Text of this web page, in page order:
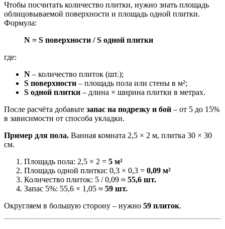
Чтобы посчитать количество плитки, нужно знать площадь
облицовываемой поверхности и площадь одной плитки.
Формула:
N = S поверхности / S одной плитки
где:
N – количество плиток (шт.);
S поверхности – площадь пола или стены в м²;
S одной плитки – длина × ширина плитки в метрах.
После расчёта добавьте запас на подрезку и бой – от 5 до 15%
в зависимости от способа укладки.
Пример для пола. Ванная комната 2,5 × 2 м, плитка 30 × 30
см.
Площадь пола: 2,5 × 2 = 5 м²
Площадь одной плитки: 0,3 × 0,3 = 0,09 м²
Количество плиток: 5 / 0,09 ≈ 55,6 шт.
Запас 5%: 55,6 × 1,05 ≈ 59 шт.
Округляем в большую сторону – нужно 59 плиток.